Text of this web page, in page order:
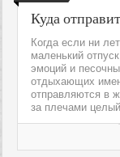
Куда
Когда если ни
маленький
эмоций и
отдыхающих
отправляются в
за плечами